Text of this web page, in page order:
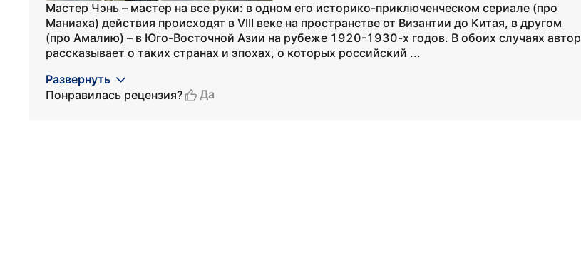
Мастер Чэнь – мастер на все руки: в одном его историко-приключенческом сериале (про
Маниаха) действия происходят в VIII веке на пространстве от Византии до Китая, в другом
(про Амалию) – в Юго-Восточной Азии на рубеже 1920-1930-х годов. В обоих случаях автор
рассказывает о таких странах и эпохах, о которых российский ...
Развернуть
Понравилась рецензия?
Да